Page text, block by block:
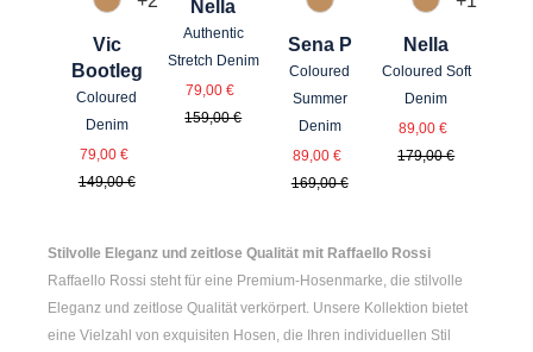
375 Warm Taupe
Vic
Bootleg
Coloured
Denim
Verkaufspreis:
79,00 €
149,00 €
Nella
Authentic
Stretch Denim
Verkaufspreis:
79,00 €
159,00 €
375 Warm Taupe
Sena P
Coloured
Summer
Denim
Verkaufspreis:
89,00 €
Regulärer Preis:
169,00 €
375 Warm
Nella
Coloured Soft
Denim
Verkaufspreis:
89,00 €
179,00 €
Stilvolle Eleganz und zeitlose Qualität mit Raffaello Rossi
Raffaello Rossi steht für eine Premium-Hosenmarke, die stilvolle
Eleganz und zeitlose Qualität verkörpert. Unsere Kollektion bietet
eine Vielzahl von exquisiten Hosen, die Ihren individuellen Stil